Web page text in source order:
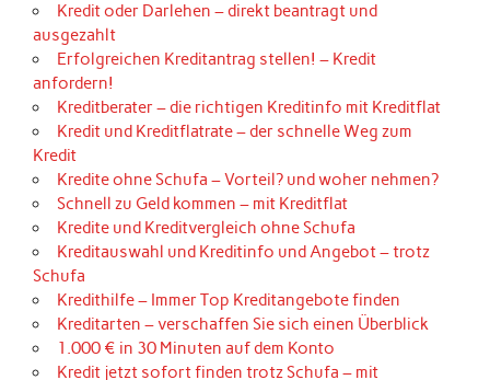
Kredit oder Darlehen – direkt beantragt und
ausgezahlt
Erfolgreichen Kreditantrag stellen! – Kredit
anfordern!
Kreditberater – die richtigen Kreditinfo mit Kreditflat
Kredit und Kreditflatrate – der schnelle Weg zum
Kredit
Kredite ohne Schufa – Vorteil? und woher nehmen?
Schnell zu Geld kommen – mit Kreditflat
Kredite und Kreditvergleich ohne Schufa
Kreditauswahl und Kreditinfo und Angebot – trotz
Schufa
Kredithilfe – Immer Top Kreditangebote finden
Kreditarten – verschaffen Sie sich einen Überblick
1.000 € in 30 Minuten auf dem Konto
Kredit jetzt sofort finden trotz Schufa – mit